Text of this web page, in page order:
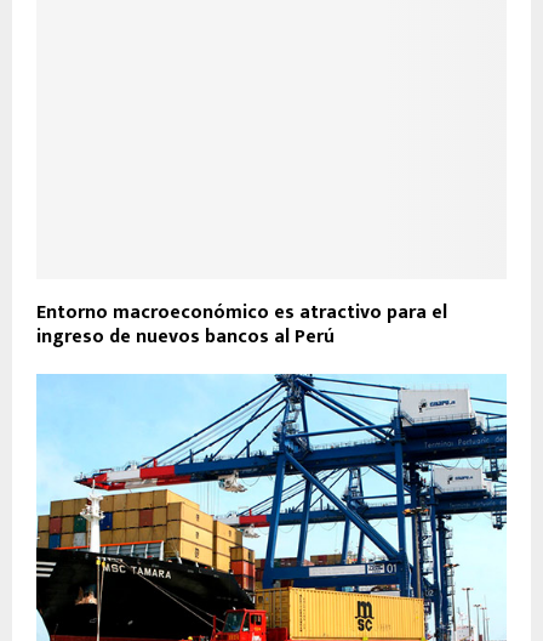
Entorno macroeconómico es atractivo para el
ingreso de nuevos bancos al Perú